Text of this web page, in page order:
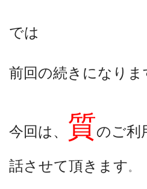
では
前回の続きになりま
今回は、 質のご利
話させて頂きます 。